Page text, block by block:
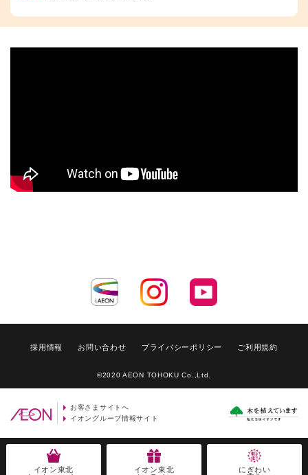
イオン東北
イオン東北
にぎわい
採用情報 お問い合わせ プライバシーポリシー ご利用規約
©2020 AEON TOHOKU Co.,Ltd.
お客さまサイトへ
イオングループ情報サイト